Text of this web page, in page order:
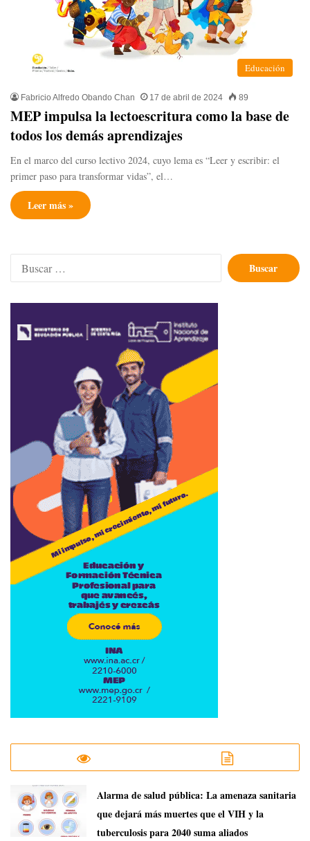
Educación
Fabricio Alfredo Obando Chan 17 de abril de 2024 89
MEP impulsa la lectoescritura como la base de
todos los demás aprendizajes
En el marco del curso lectivo 2024, cuyo lema es “Leer y escribir: el
primer paso para transformar vidas”, el…
Leer más »
Buscar:
​Alarma de salud pública: La amenaza sanitaria
que dejará más muertes que el VIH y la
tuberculosis para 2040 suma aliados